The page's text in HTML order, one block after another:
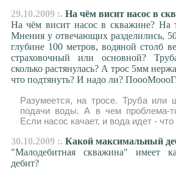
29.10.2009 :. На чём висит насос в
На чём висит насос в скважине? На
Мнения у отвечающих разделились,
глубине 100 метров, водяной столб
страховочный или основной?
сколько растянулась? А трос 5мм
что подтянуть? И надо ли?
Разумеется, на тросе. Труба или
подачи воды. А в чем проблема-
Если насос качает, и вода идет -
30.10.2009 :. Какой максимальный
"Малодебитная скважина" имеет
дебит?